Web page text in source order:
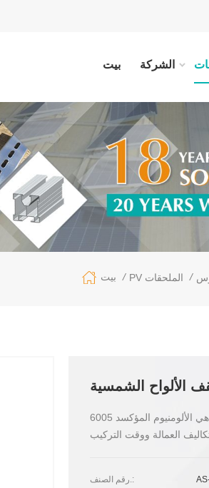
بيت الشركة
بيت / PV الملحقات /
الألواح الشمسية
حوامل تثبيت سقف الألواح الشمسية مع ضمان لمدة 20 عامًا، المادة هي الألومنيوم المؤكسد 6005-T5 والفولاذ
رقم الصنف.: